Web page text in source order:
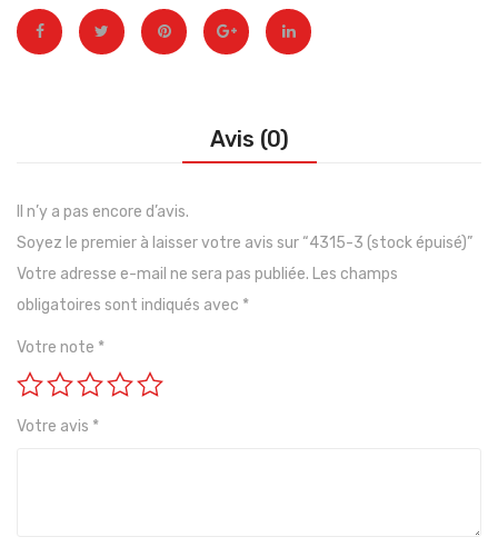
Avis (0)
Il n’y a pas encore d’avis.
Soyez le premier à laisser votre avis sur “4315-3 (stock épuisé)”
Votre adresse e-mail ne sera pas publiée. Les champs
obligatoires sont indiqués avec *
Votre note *
Votre avis *